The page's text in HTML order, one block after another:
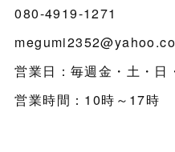
080-4919-1271
営業日：毎週金・土・日
営業時間：10時～17時